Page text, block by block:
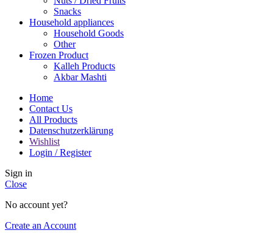
Snacks
Household appliances
Household Goods
Other
Frozen Product
Kalleh Products
Akbar Mashti
Home
Contact Us
All Products
Datenschutzerklärung
Wishlist
Login / Register
Sign in
Close
No account yet?
Create an Account